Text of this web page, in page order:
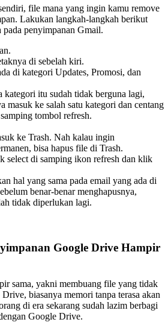
file mana yang ingin kamu remove
Lakukan langkah-langkah berikut
penyimpanan Gmail.
di sebelah kiri.
di kategori Updates, Promosi, dan
kategori itu sudah tidak berguna lagi,
masuk ke salah satu kategori dan centang
tombol refresh.
ke Trash. Nah kalau ingin
bisa hapus file di Trash.
select di samping ikon refresh dan klik
hal yang sama pada email yang ada di
benar-benar menghapusnya,
tidak diperlukan lagi.
Google Drive Hampir
sama, yakni membuang file yang tidak
biasanya memori tanpa terasa akan
di era sekarang sudah lazim berbagi
Google Drive.